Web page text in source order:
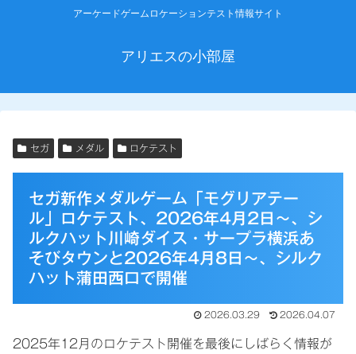
アーケードゲームロケーションテスト情報サイト
アリエスの小部屋
セガ メダル ロケテスト
セガ新作メダルゲーム「モグリアテー
ル」ロケテスト、2026年4月2日～、シ
ルクハット川崎ダイス・サープラ横浜あ
そびタウンと2026年4月8日～、シルク
ハット蒲田西口で開催
2026.03.29 2026.04.07
2025年12月のロケテスト開催を最後にしばらく情報が